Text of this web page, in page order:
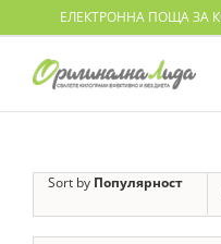
ЕЛЕКТРОННА ПОЩА ЗА
Sort by Популярност